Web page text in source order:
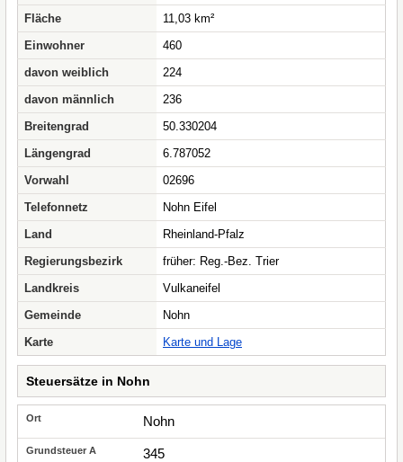
Fläche
11,03 km²
Einwohner
460
davon weiblich
224
davon männlich
236
Breitengrad
50.330204
Längengrad
6.787052
Vorwahl
02696
Telefonnetz
Nohn Eifel
Land
Rheinland-Pfalz
Regierungsbezirk
früher: Reg.-Bez. Trier
Landkreis
Vulkaneifel
Gemeinde
Nohn
Karte
Karte und Lage
Steuersätze in Nohn
Nohn
345